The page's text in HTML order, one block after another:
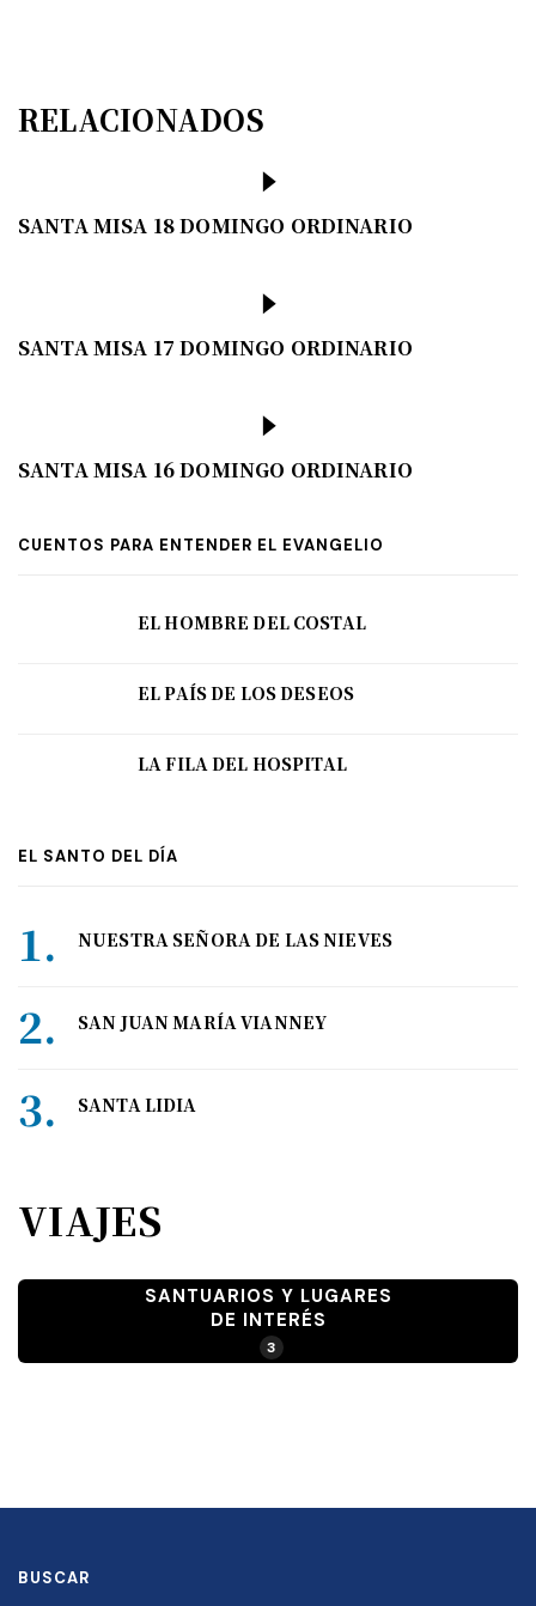
RELACIONADOS
SANTA MISA 18 DOMINGO ORDINARIO
SANTA MISA 17 DOMINGO ORDINARIO
SANTA MISA 16 DOMINGO ORDINARIO
CUENTOS PARA ENTENDER EL EVANGELIO
EL HOMBRE DEL COSTAL
EL PAÍS DE LOS DESEOS
LA FILA DEL HOSPITAL
EL SANTO DEL DÍA
NUESTRA SEÑORA DE LAS NIEVES
SAN JUAN MARÍA VIANNEY
SANTA LIDIA
VIAJES
SANTUARIOS Y LUGARES
DE INTERÉS
3
BUSCAR